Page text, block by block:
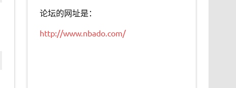
论坛的网址是：
http://www.nbado.com/